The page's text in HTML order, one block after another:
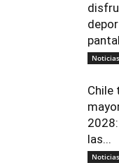
Noticias
Chile
las...
Noticias